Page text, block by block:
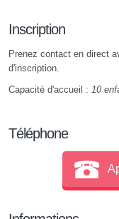
Inscription
Prenez contact en direct
d'inscription.
Capacité d'accueil : 10
Téléphone